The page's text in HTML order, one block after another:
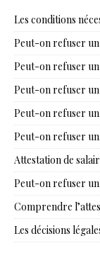
Les conditions
Peut-on refuser
Peut-on refuser
Peut-on refuser
Peut-on refuser
Peut-on refuser un
Attestation de
Peut-on refuser un
Comprendre
Les décisions